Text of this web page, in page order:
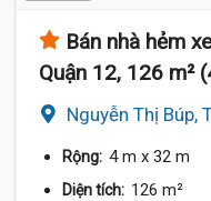
Bán nhà hẻm
Quận 12, 126 m²
Nguyễn Thị Búp,
Rộng: 4 m x 32 m
Diện tích: 126 m²